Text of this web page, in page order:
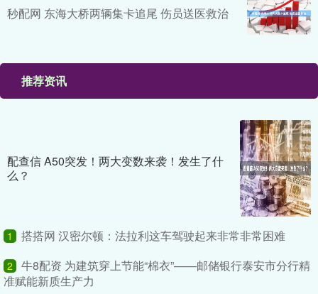
秒配网 东海大桥两辆集卡追尾 伤员送医救治
推荐资讯
配查信 A50突发！两大变数来袭！发生了什
么？
1 搭搭网 汉密尔顿：法拉利这车驾驶起来非常非常困难
2
牛8配资 为建筑穿上节能“棉衣”——邮储银行泰安市分行精
准赋能新质生产力